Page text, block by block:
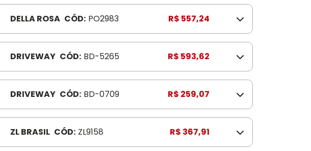
DELLA ROSA CÓD: PO2983 R$ 557,24
DRIVEWAY CÓD: BD-5265 R$ 593,62
DRIVEWAY CÓD: BD-0709 R$ 259,07
ZL BRASIL CÓD: ZL9158 R$ 367,91